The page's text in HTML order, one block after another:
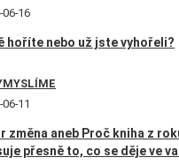
06-16
hoříte nebo už jste vyhořeli?
11
změna aneb Proč kniha z
přesně to, co se děje ve